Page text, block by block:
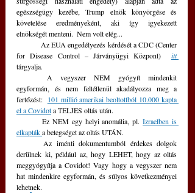
egészségügy kezébe, Trump elnök könyörgése és
követelése eredményeként, aki így igyekezett
elnökségét menteni.  Nem volt elég...
	Az EUA engedélyezés kérdését a CDC (Center
for Disease Control – Járványügyi Központ)
itt
tárgyalja.
egyformán, és nem feltétlenül akadályozza meg a
fertőzést: 101 millió amerikai beoltottból 10.000 kapta
el a Covidot a TELJES oltás után.
	Ez NEM egy helyi anomália, pl.
Izraelben is
elkapták a betegséget az oltás UTÁN.
	Az iménti dokumentumból érdekes dolgok
derülnek ki, például az, hogy LEHET, hogy az oltás
meggyógyítja a Covidot! Vagy hogy a vegyszer nem
hat mindenkire egyformán, és súlyos következményei
lehetnek.